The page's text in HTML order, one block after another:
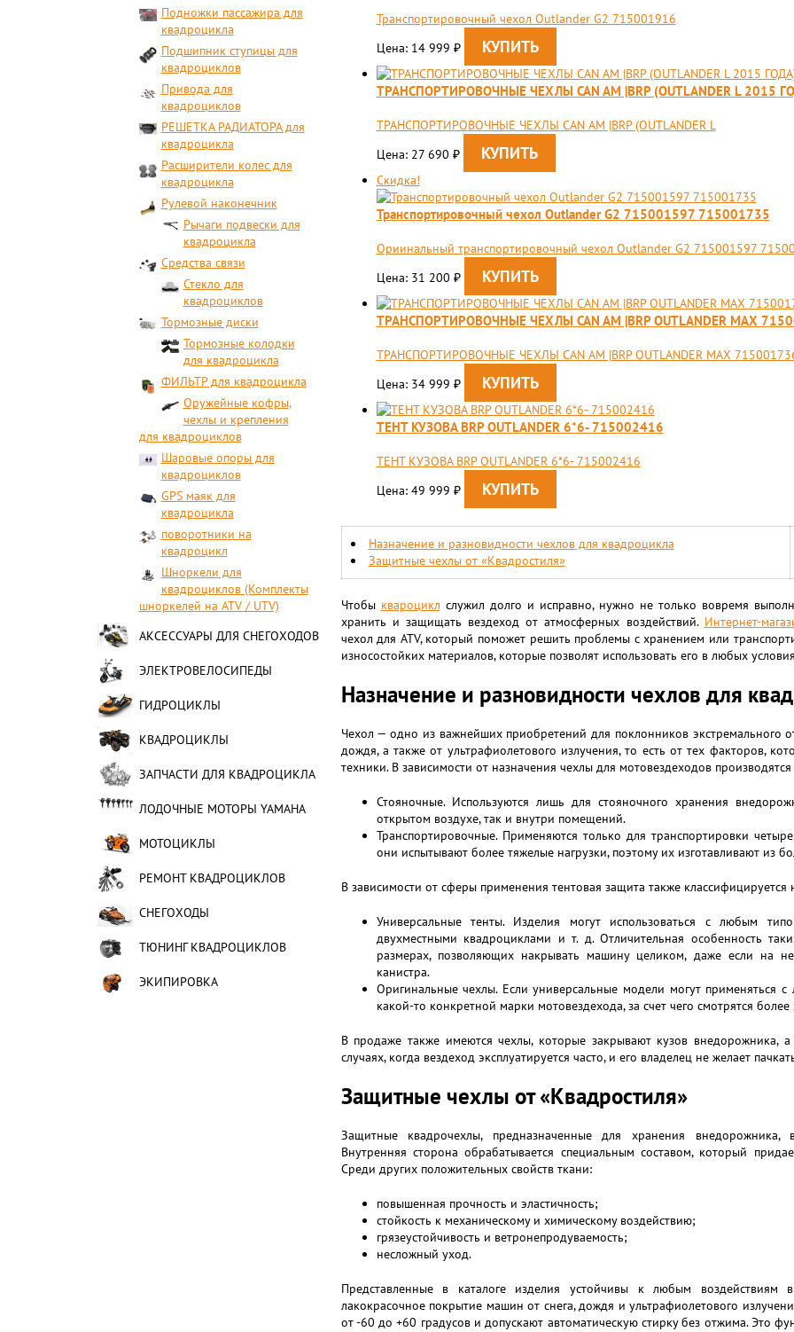
Подножки пассажира для
квадроцикла
Подшипник ступицы для
квадроциклов
Привода для
квадроциклов
РЕШЕТКА РАДИАТОРА для
квадроцикла
Расширители колес для
квадроцикла
Рулевой наконечник
Рычаги подвески для
квадроцикла
Средства связи
Стекло для
квадроциклов
Тормозные диски
Тормозные колодки
для квадроцикла
ФИЛЬТР для квадроцикла
Оружейные кофры,
чехлы и крепления
для квадроциклов
Шаровые опоры для
квадроциклов
GPS маяк для
квадроцикла
поворотники на
квадроцикл
Шноркели для
квадроциклов (Комплекты
шноркелей на ATV / UTV)
АКСЕССУАРЫ ДЛЯ СНЕГОХОДОВ
ЭЛЕКТРОВЕЛОСИПЕДЫ
ГИДРОЦИКЛЫ
КВАДРОЦИКЛЫ
ЗАПЧАСТИ ДЛЯ КВАДРОЦИКЛА
ЛОДОЧНЫЕ МОТОРЫ YAMAHA
МОТОЦИКЛЫ
РЕМОНТ КВАДРОЦИКЛОВ
СНЕГОХОДЫ
ТЮНИНГ КВАДРОЦИКЛОВ
ЭКИПИРОВКА
Транспортировочный чехол Outlander G2 715001916
Цена: 14 999 ₽
ТРАНСПОРТИРОВОЧНЫЕ ЧЕХЛЫ CAN AM |BRP (OUTLANDER L 2015
ТРАНСПОРТИРОВОЧНЫЕ ЧЕХЛЫ CAN AM |BRP (OUTLANDER L
Цена: 27 690 ₽
Скидка!
Транспортировочный чехол Outlander G2 715001597 715001735
Ориинальный транспортировочный чехол Outlander G2 715001597
Цена: 31 200 ₽
ТРАНСПОРТИРОВОЧНЫЕ ЧЕХЛЫ CAN AM |BRP OUTLANDER MAX
ТРАНСПОРТИРОВОЧНЫЕ ЧЕХЛЫ CAN AM |BRP OUTLANDER MAX
Цена: 34 999 ₽
ТЕНТ КУЗОВА BRP OUTLANDER 6*6- 715002416
ТЕНТ КУЗОВА BRP OUTLANDER 6*6- 715002416
Цена: 49 999 ₽
Назначение и разновидности чехлов для квадроцикла
Защитные чехлы от «Квадростиля»
Чтобы квароцикл служил долго и исправно, нужно не только вовремя
хранить и защищать вездеход от атмосферных воздействий. Интернет-
чехол для ATV, который поможет решить проблемы с хранением или
износостойких материалов, которые позволят использовать его в любых
Назначение и разновидности чехлов для
Чехол — одно из важнейших приобретений для поклонников экстремального
дождя, а также от ультрафиолетового излучения, то есть от тех факторов,
техники. В зависимости от назначения чехлы для мотовездеходов
Стояночные. Используются лишь для стояночного хранения
открытом воздухе, так и внутри помещений.
Транспортировочные. Применяются только для транспортировки
они испытывают более тяжелые нагрузки, поэтому их изготавливают из
В зависимости от сферы применения тентовая защита также классифицируется
Универсальные тенты. Изделия могут использоваться с любым
двухместными квадроциклами и т. д. Отличительная особенность
размерах, позволяющих накрывать машину целиком, даже если на
канистра.
Оригинальные чехлы. Если универсальные модели могут применяться
какой-то конкретной марки мотовездехода, за счет чего смотрятся
В продаже также имеются чехлы, которые закрывают кузов внедорожника,
случаях, когда вездеход эксплуатируется часто, и его владелец не желает
Защитные чехлы от «Квадростиля»
Защитные квадрочехлы, предназначенные для хранения
Внутренняя сторона обрабатывается специальным составом, который
Среди других положительных свойств ткани:
повышенная прочность и эластичность;
стойкость к механическому и химическому воздействию;
грязеустойчивость и ветронепродуваемость;
несложный уход.
Представленные в каталоге изделия устойчивы к любым
лакокрасочное покрытие машин от снега, дождя и ультрафиолетового
от -60 до +60 градусов и допускают автоматическую стирку без отжима. Это